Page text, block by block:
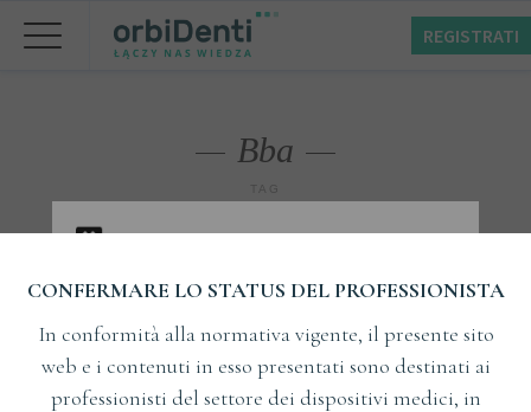
REGISTRATI
Bba
TAG
CONFERMARE LO STATUS DEL PROFESSIONISTA
In conformità alla normativa vigente, il presente sito
web e i contenuti in esso presentati sono destinati ai
professionisti del settore dei dispositivi medici, in